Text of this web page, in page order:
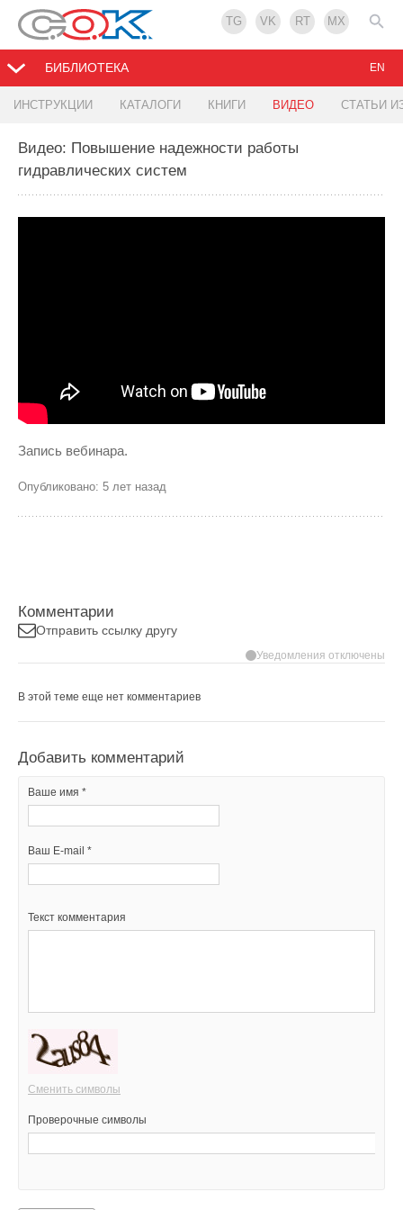
TG VK RT MX
БИБЛИОТЕКА
ИНСТРУКЦИИ КАТАЛОГИ КНИГИ ВИДЕО СТАТЬИ
EN
Видео: Повышение надежности работы
гидравлических систем
Запись вебинара.
Опубликовано: 5 лет назад
Комментарии
Отправить ссылку другу
Уведомления отключены
В этой теме еще нет комментариев
Добавить комментарий
Ваше имя *
Ваш E-mail *
Текст комментария
Сменить символы
Проверочные символы